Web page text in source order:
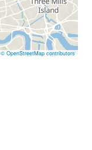
© OpenStreetMap contributors